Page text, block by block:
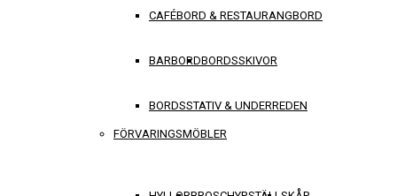
CAFÉBORD & RESTAURANGBORD
BARBORDBORDSSKIVOR
BORDSSTATIV & UNDERREDEN
FÖRVARINGSMÖBLER